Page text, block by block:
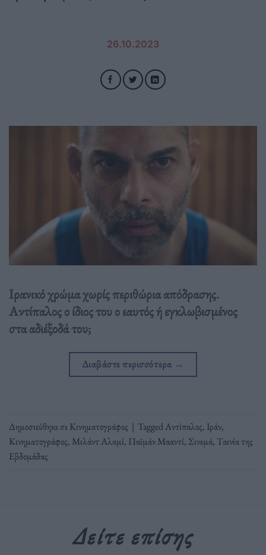
26.10.2023
Ιρανικό χρώμα χωρίς περιθώρια απόδρασης.
Αντίπαλος ο ίδιος του ο εαυτός ή εγκλωβισμένος
στα αδιέξοδά του;
Διαβάστε περισσότερα →
Δημοσιεύθηκε σεΚινηματογράφος | TaggedΑντίπαλος, Ιράν,
Κινηματογράφος, Μιλάντ Αλαμί, Παϊμάν Μααντί, Σινεμά, Ταινία της
Εβδομάδας
Δείτε επίσης